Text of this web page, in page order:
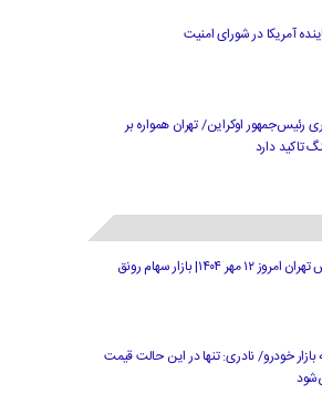
آمریکا در شورای امنیت
رئیس‌جمهور اوکراین/ تهران همواره بر
تاکید دارد
رکوردشکنی بورس تهران امروز ۱۲ مهر ۱۴۰۴| بازار سهام رونق
بازار خودرو/ نادری: تنها در این حالت قیمت